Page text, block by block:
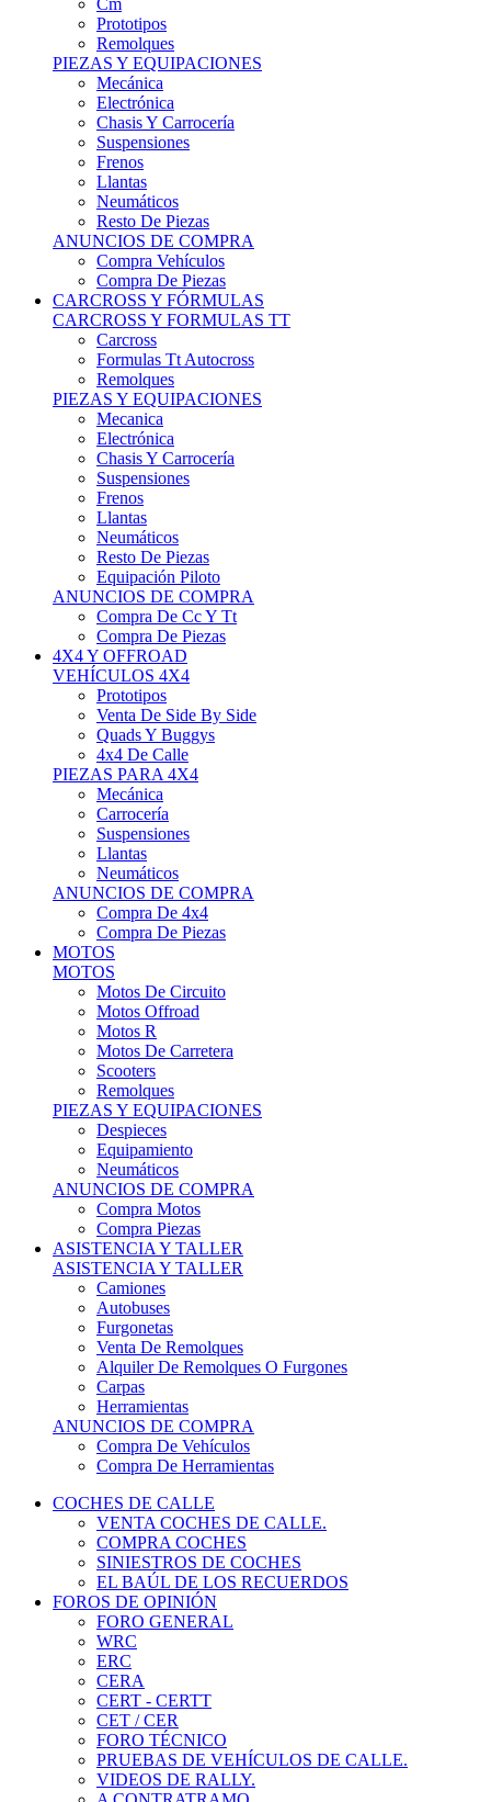
Remolques
PIEZAS Y EQUIPACIONES
Mecánica
Electrónica
Chasis Y Carrocería
Suspensiones
Frenos
Llantas
Neumáticos
Resto De Piezas
ANUNCIOS DE COMPRA
Compra Vehículos
Compra De Piezas
CARCROSS Y FÓRMULAS
CARCROSS Y FORMULAS TT
Carcross
Formulas Tt Autocross
Remolques
PIEZAS Y EQUIPACIONES
Mecanica
Electrónica
Chasis Y Carrocería
Suspensiones
Frenos
Llantas
Neumáticos
Resto De Piezas
Equipación Piloto
ANUNCIOS DE COMPRA
Compra De Cc Y Tt
Compra De Piezas
4X4 Y OFFROAD
VEHÍCULOS 4X4
Prototipos
Venta De Side By Side
Quads Y Buggys
4x4 De Calle
PIEZAS PARA 4X4
Mecánica
Carrocería
Suspensiones
Llantas
Neumáticos
ANUNCIOS DE COMPRA
Compra De 4x4
Compra De Piezas
MOTOS
MOTOS
Motos De Circuito
Motos Offroad
Motos R
Motos De Carretera
Scooters
Remolques
PIEZAS Y EQUIPACIONES
Despieces
Equipamiento
Neumáticos
ANUNCIOS DE COMPRA
Compra Motos
Compra Piezas
ASISTENCIA Y TALLER
ASISTENCIA Y TALLER
Camiones
Autobuses
Furgonetas
Venta De Remolques
Alquiler De Remolques O Furgones
Carpas
Herramientas
ANUNCIOS DE COMPRA
Compra De Vehículos
Compra De Herramientas
COCHES DE CALLE
VENTA COCHES DE CALLE.
COMPRA COCHES
SINIESTROS DE COCHES
EL BAÚL DE LOS RECUERDOS
FOROS DE OPINIÓN
FORO GENERAL
WRC
ERC
CERA
CERT - CERTT
CET / CER
FORO TÉCNICO
PRUEBAS DE VEHÍCULOS DE CALLE.
VIDEOS DE RALLY.
A CONTRATRAMO
TIENDA ONLINE